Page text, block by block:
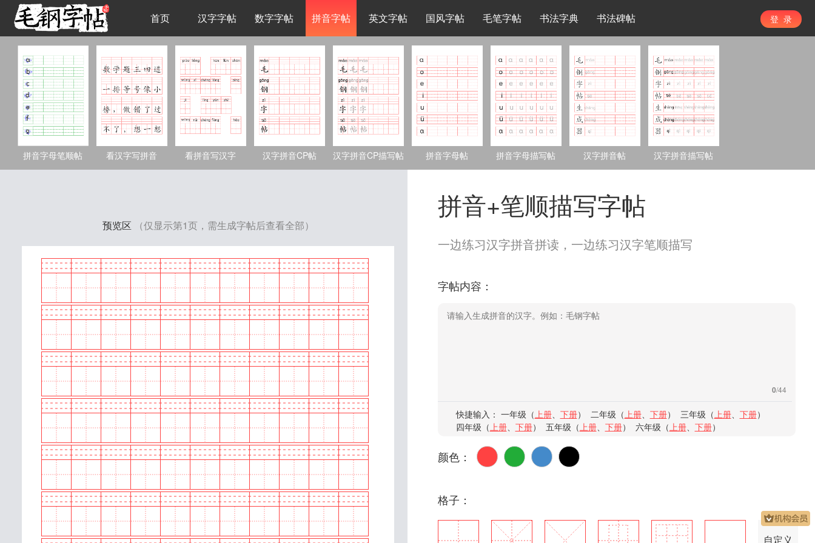
首页 汉字字帖 数字字帖 拼音字帖 英文字帖 国风字帖 毛笔字帖 书法字典 书法碑帖 登 录
拼音字母笔顺帖 看汉字写拼音 看拼音写汉字 汉字拼音CP帖 汉字拼音CP描写帖 拼音字母帖 拼音字母描写帖 汉字拼音帖 汉字拼音描写帖
预览区 （仅显示第1页，需生成字帖后查看全部）
拼音+笔顺描写字帖
一边练习汉字拼音拼读，一边练习汉字笔顺描写
字帖内容：
0/44
快捷输入： 一年级（上册、 下册） 二年级（上册、 下册） 三年级（上册、 下册）
四年级（上册、 下册） 五年级（上册、 下册） 六年级（上册、 下册）
颜色：
格子：
自定义